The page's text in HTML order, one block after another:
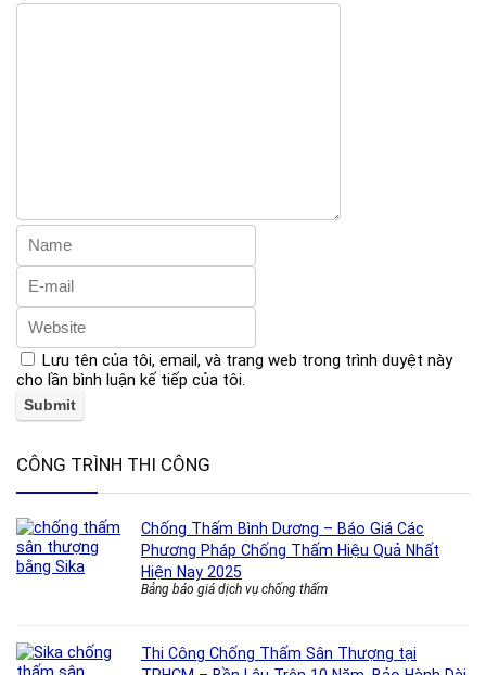
Lưu tên của tôi, email, và trang web trong trình duyệt này
cho lần bình luận kế tiếp của tôi.
CÔNG TRÌNH THI CÔNG
Chống Thấm Bình Dương – Báo Giá Các
Phương Pháp Chống Thấm Hiệu Quả Nhất
Hiện Nay 2025
Bảng báo giá dịch vụ chống thấm
Thi Công Chống Thấm Sân Thượng tại